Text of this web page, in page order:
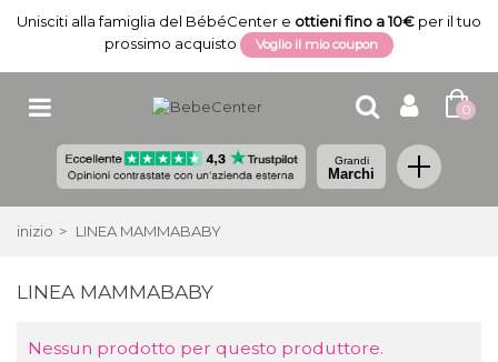
Unisciti alla famiglia del BébéCenter e ottieni fino a 10€ per il tuo
prossimo acquisto
Voglio il mio coupon
0
Grandi
Marchi
inizio > LINEA MAMMABABY
LINEA MAMMABABY
Nessun prodotto per questo produttore.